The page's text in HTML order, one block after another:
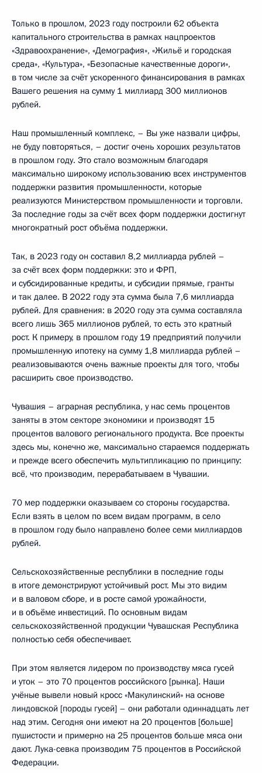
Только в прошлом, 2023 году построили 62 объекта
капитального строительства в рамках нацпроектов
«Здравоохранение», «Демография», «Жильё и городская
среда», «Культура», «Безопасные качественные дороги»,
в том числе за счёт ускоренного финансирования в рамках
Вашего решения на сумму 1 миллиард 300 миллионов
рублей.
Наш промышленный комплекс, – Вы уже назвали цифры,
не буду повторяться, – достиг очень хороших результатов
в прошлом году. Это стало возможным благодаря
максимально широкому использованию всех инструментов
поддержки развития промышленности, которые
реализуются Министерством промышленности и торговли.
За последние годы за счёт всех форм поддержки достигнут
многократный рост объёма поддержки.
Так, в 2023 году он составил 8,2 миллиарда рублей –
за счёт всех форм поддержки: это и ФРП,
и субсидированные кредиты, и субсидии прямые, гранты
и так далее. В 2022 году эта сумма была 7,6 миллиарда
рублей. Для сравнения: в 2020 году эта сумма составляла
всего лишь 365 миллионов рублей, то есть это кратный
рост. К примеру, в прошлом году 19 предприятий получили
промышленную ипотеку на сумму 1,8 миллиарда рублей –
реализовываются очень важные проекты для того, чтобы
расширить свое производство.
Чувашия – аграрная республика, у нас семь процентов
заняты в этом секторе экономики и производят 15
процентов валового регионального продукта. Все проекты
здесь мы, конечно же, максимально стараемся поддержать
и прежде всего обеспечить мультипликацию по принципу:
всё, что производим, перерабатываем в Чувашии.
70 мер поддержки оказываем со стороны государства.
Если взять в целом по всем видам программ, в село
в прошлом году было направлено более семи миллиардов
рублей.
Сельскохозяйственные республики в последние годы
в итоге демонстрируют устойчивый рост. Мы это видим
и в валовом сборе, и в росте самой урожайности,
и в объёме инвестиций. По основным видам
сельскохозяйственной продукции Чувашская Республика
полностью себя обеспечивает.
При этом является лидером по производству мяса гусей
и уток – это 70 процентов российского [рынка]. Наши
учёные вывели новый кросс «Макулинский» на основе
линдовской [породы гусей] – они работали одиннадцать лет
над этим. Сегодня они имеют на 20 процентов [больше]
пушистости и примерно на 25 процентов больше мяса они
дают. Лука-севка производим 75 процентов в Российской
Федерации.